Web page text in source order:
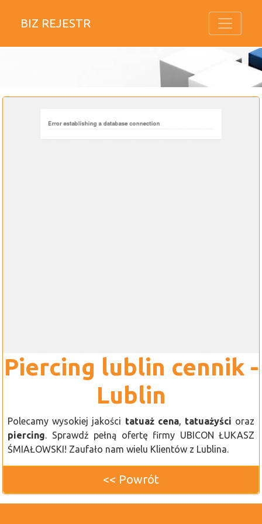
BIZ REJESTR
Piercing lublin cennik -
Lublin
Polecamy wysokiej jakości tatuaż cena, tatuażyści oraz
piercing. Sprawdź pełną ofertę firmy UBICON ŁUKASZ
ŚMIAŁOWSKI! Zaufało nam wielu Klientów z Lublina.
<< Powrót